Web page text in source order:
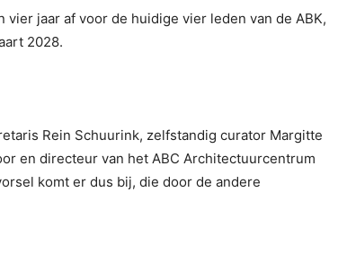
jaar af voor de huidige vier leden van de ABK,
2028.
Rein Schuurink, zelfstandig curator Margitte
en directeur van het ABC Architectuurcentrum
komt er dus bij, die door de andere